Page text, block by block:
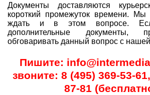
Документы доставляются
короткий промежуток времени.
ждать и в этом вопросе.
дополнительные документы,
обговаривать данный вопрос с нашей
Пишите:
звоните: 8 (495) 369-53-
87-81